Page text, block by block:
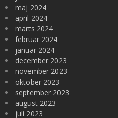
maj 2024
april 2024
marts 2024
februar 2024
januar 2024
december 2023
november 2023
oktober 2023
september 2023
august 2023
juli 2023